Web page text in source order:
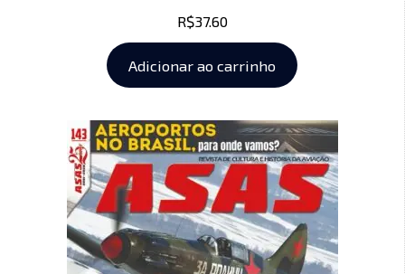
R$37.60
Adicionar ao carrinho